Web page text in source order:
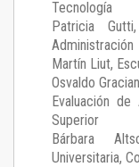
Tecnología
Patricia Gutti
Administración
Martín Liut,
Osvaldo
Evaluación
Superior
Bárbara
Universitaria,